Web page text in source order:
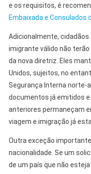
e os requisitos, é
Embaixada e Consulados
Adicionalmente,
imigrante válido não
da nova diretriz. Eles
Unidos, sujeitos, no
Segurança Interna norte-
documentos já emitidos
anteriores permaneçam
viagem e imigração já
Outra exceção
nacionalidade. Se um
de um país que não